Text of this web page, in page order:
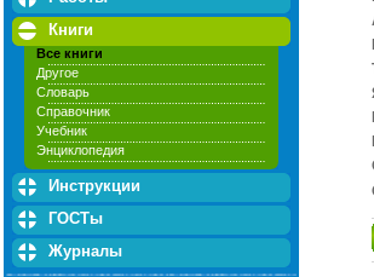
Книги
Все книги
Другое
Словарь
Справочник
Учебник
Энциклопедия
Инструкции
ГОСТы
Журналы